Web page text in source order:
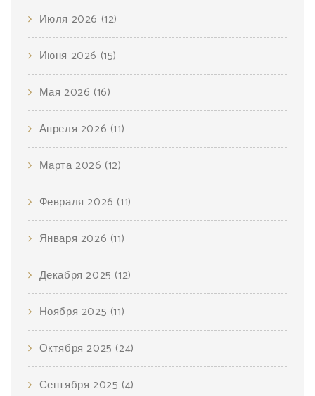
Июля 2026 (12)
Июня 2026 (15)
Мая 2026 (16)
Апреля 2026 (11)
Марта 2026 (12)
Февраля 2026 (11)
Января 2026 (11)
Декабря 2025 (12)
Ноября 2025 (11)
Октября 2025 (24)
Сентября 2025 (4)